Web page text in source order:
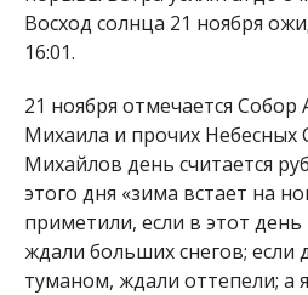
Восход солнца 21 ноября
16:01.
21 ноября отмечается Собор
Михаила и прочих Небесных
Михайлов день считается
этого дня «зима встает на
приметили, если в этот день
ждали больших снегов; если
туманом, ждали оттепели; а